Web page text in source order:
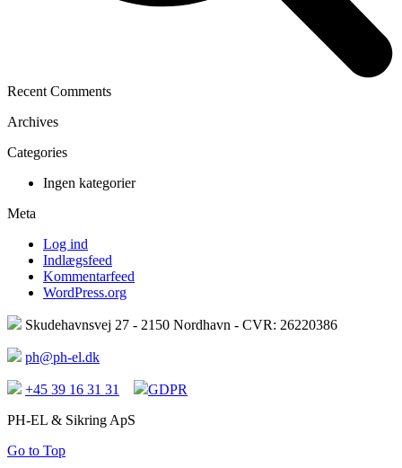
Recent Comments
Archives
Categories
Ingen kategorier
Meta
Log ind
Indlægsfeed
Kommentarfeed
WordPress.org
Skudehavnsvej 27 - 2150 Nordhavn - CVR: 26220386
ph@ph-el.dk
+45 39 16 31 31
GDPR
PH-EL & Sikring ApS
Go to Top